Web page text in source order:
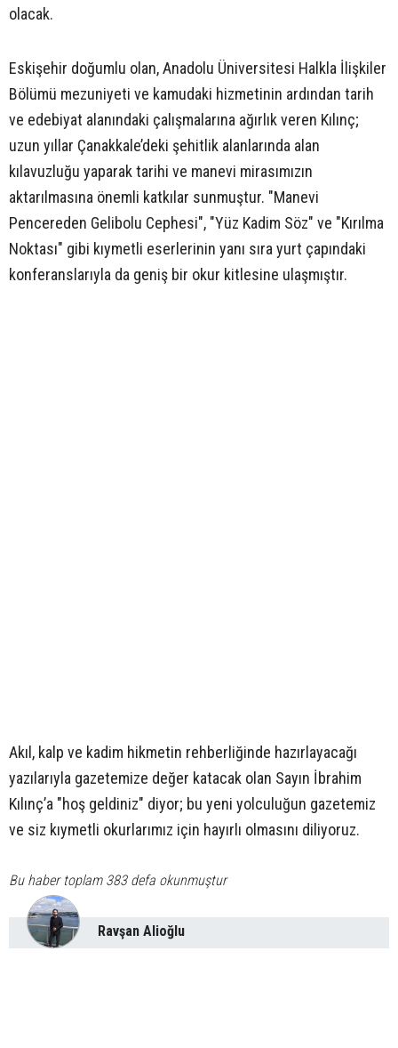
olacak.
Eskişehir doğumlu olan, Anadolu Üniversitesi Halkla İlişkiler
Bölümü mezuniyeti ve kamudaki hizmetinin ardından tarih
ve edebiyat alanındaki çalışmalarına ağırlık veren Kılınç;
uzun yıllar Çanakkale’deki şehitlik alanlarında alan
kılavuzluğu yaparak tarihi ve manevi mirasımızın
aktarılmasına önemli katkılar sunmuştur. "Manevi
Pencereden Gelibolu Cephesi", "Yüz Kadim Söz" ve "Kırılma
Noktası" gibi kıymetli eserlerinin yanı sıra yurt çapındaki
konferanslarıyla da geniş bir okur kitlesine ulaşmıştır.
Akıl, kalp ve kadim hikmetin rehberliğinde hazırlayacağı
yazılarıyla gazetemize değer katacak olan Sayın İbrahim
Kılınç’a "hoş geldiniz" diyor; bu yeni yolculuğun gazetemiz
ve siz kıymetli okurlarımız için hayırlı olmasını diliyoruz.
Bu haber toplam 383 defa okunmuştur
Ravşan Alioğlu